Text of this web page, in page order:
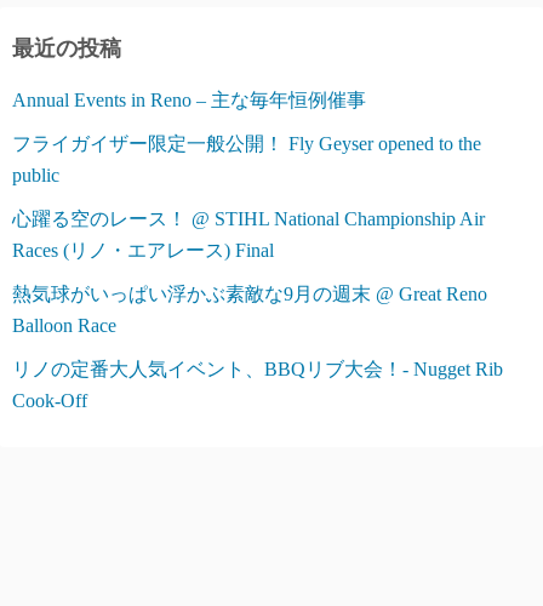
ー
最近の投稿
Annual Events in Reno – 主な毎年恒例催事
フライガイザー限定一般公開！ Fly Geyser opened to the
public
心躍る空のレース！ @ STIHL National Championship Air
Races (リノ・エアレース) Final
熱気球がいっぱい浮かぶ素敵な9月の週末 @ Great Reno
Balloon Race
リノの定番大人気イベント、BBQリブ大会！- Nugget Rib
Cook-Off